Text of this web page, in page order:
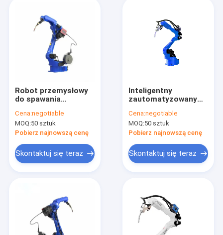
Robot przemysłowy
do spawania
10.8A AC 220V do
użytku
samochodowego Hsr
Cena:negotiable
MOQ:50 sztuk
Pobierz najnowszą cenę
Skontaktuj się teraz
Inteligentny
zautomatyzowany
punktowego AC220V
IP50 dla przemysłu
motoryzacyjnego
Cena:negotiable
MOQ:50 sztuk
Pobierz najnowszą cenę
Skontaktuj się teraz